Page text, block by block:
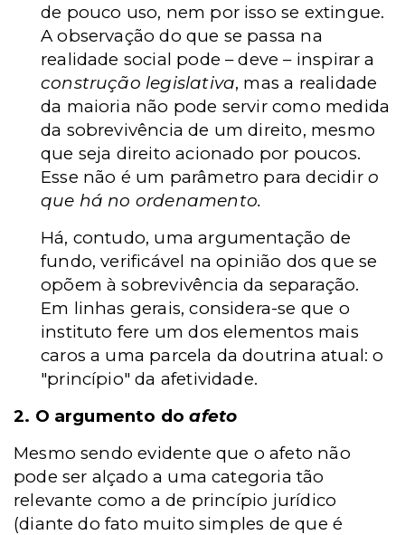
de pouco uso, nem por isso se extingue.
A observação do que se passa na
realidade social pode – deve – inspirar a
construção legislativa, mas a realidade
da maioria não pode servir como medida
da sobrevivência de um direito, mesmo
que seja direito acionado por poucos.
Esse não é um parâmetro para decidir o
que há no ordenamento.
Há, contudo, uma argumentação de
fundo, verificável na opinião dos que se
opõem à sobrevivência da separação.
Em linhas gerais, considera-se que o
instituto fere um dos elementos mais
caros a uma parcela da doutrina atual: o
"princípio" da afetividade.
2. O argumento doafeto
Mesmo sendo evidente que o afeto não
pode ser alçado a uma categoria tão
relevante como a de princípio jurídico
(diante do fato muito simples de que é